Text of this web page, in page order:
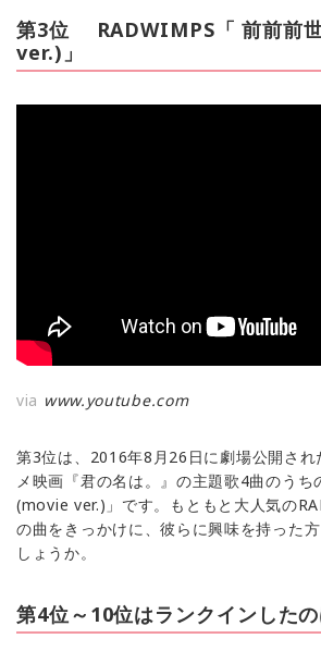
第3位 RADWIMPS「 前前前
ver.)」
via www.youtube.com
第3位は、2016年8月26日に劇場公開され
メ映画『君の名は。』の主題歌4曲のうち
(movie ver.)」です。もともと大人気の
の曲をきっかけに、彼らに興味を持った
しょうか。
第4位～10位はランクインしたの